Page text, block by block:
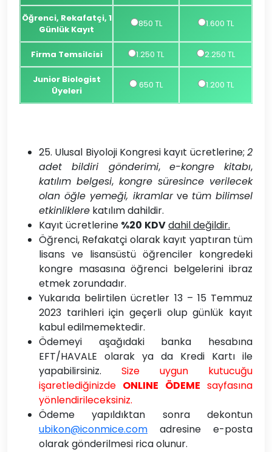
Öğrenci, Rekafatçi, 1
Günlük Kayıt
850 TL 1.600 TL
Firma Temsilcisi 1.250 TL 2.250 TL
Junior Biologist
Üyeleri
650 TL 1.200 TL
25. Ulusal Biyoloji Kongresi kayıt ücretlerine; 2
adet bildiri gönderimi, e-kongre kitabı,
katılım belgesi, kongre süresince verilecek
olan öğle yemeği, ikramlarve tüm bilimsel
etkinliklere katılım dahildir.
Kayıt ücretlerine %20 KDVdahil değildir.
Öğrenci, Refakatçi olarak kayıt yaptıran tüm
lisans ve lisansüstü öğrenciler kongredeki
kongre masasına öğrenci belgelerini ibraz
etmek zorundadır.
Yukarıda belirtilen ücretler 13 – 15 Temmuz
2023 tarihleri için geçerli olup günlük kayıt
kabul edilmemektedir.
Ödemeyi aşağıdaki banka hesabına
EFT/HAVALE olarak ya da Kredi Kartı ile
yapabilirsiniz. Size uygun kutucuğu
işaretlediğinizde ONLINE ÖDEME sayfasına
yönlendirileceksiniz.
Ödeme yapıldıktan sonra dekontun
ubikon@iconmice.com adresine e-posta
olarak gönderilmesi rica olunur.